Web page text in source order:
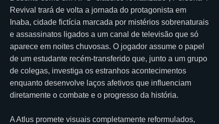
Revival trará de volta a jornada do protagonista em
Inaba, cidade fictícia marcada por mistérios sobrenaturais
e assassinatos ligados a um canal de televisão que só
aparece em noites chuvosas. O jogador assume o papel
de um estudante recém-transferido que, junto a um grupo
de colegas, investiga os estranhos acontecimentos
enquanto desenvolve laços afetivos que influenciam
diretamente o combate e o progresso da história.
A Atlus promete visuais completamente reformulados,